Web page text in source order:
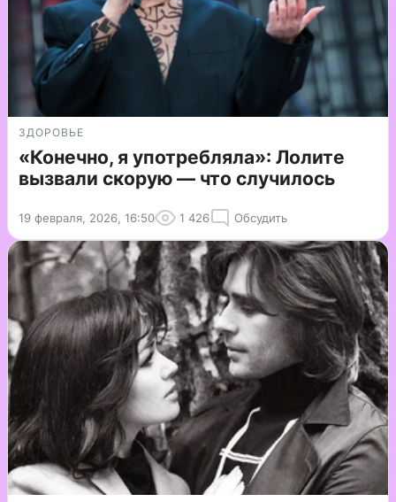
ЗДОРОВЬЕ
«Конечно, я употребляла»: Лолите
вызвали скорую — что случилось
19 февраля, 2026, 16:50 1 426 Обсудить